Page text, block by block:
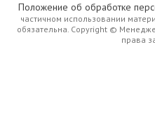
Положение об обработке
частичном использовании
обязательна. Copyright ©
права